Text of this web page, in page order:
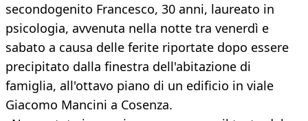
secondogenito Francesco, 30 anni, laureato in
psicologia, avvenuta nella notte tra venerdì e
sabato a causa delle ferite riportate dopo essere
precipitato dalla finestra dell'abitazione di
famiglia, all'ottavo piano di un edificio in viale
Giacomo Mancini a Cosenza.